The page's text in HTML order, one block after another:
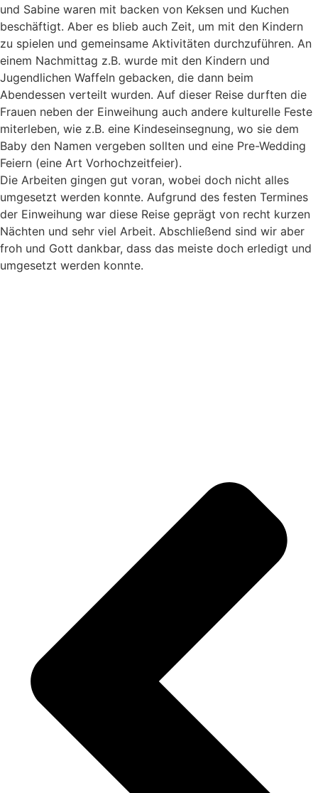
und Sabine waren mit backen von Keksen und Kuchen
beschäftigt. Aber es blieb auch Zeit, um mit den Kindern
zu spielen und gemeinsame Aktivitäten durchzuführen. An
einem Nachmittag z.B. wurde mit den Kindern und
Jugendlichen Waffeln gebacken, die dann beim
Abendessen verteilt wurden. Auf dieser Reise durften die
Frauen neben der Einweihung auch andere kulturelle Feste
miterleben, wie z.B. eine Kindeseinsegnung, wo sie dem
Baby den Namen vergeben sollten und eine Pre-Wedding
Feiern (eine Art Vorhochzeitfeier).
Die Arbeiten gingen gut voran, wobei doch nicht alles
umgesetzt werden konnte. Aufgrund des festen Termines
der Einweihung war diese Reise geprägt von recht kurzen
Nächten und sehr viel Arbeit. Abschließend sind wir aber
froh und Gott dankbar, dass das meiste doch erledigt und
umgesetzt werden konnte.